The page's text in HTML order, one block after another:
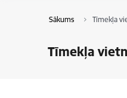
Sākums Tīmekļa
Tīmekļa